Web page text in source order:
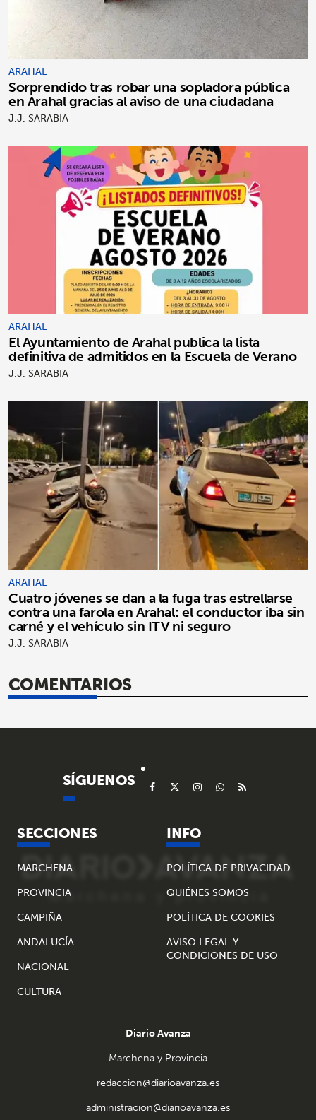
ARAHAL
Sorprendido tras robar una sopladora pública
en Arahal gracias al aviso de una ciudadana
J.J. SARABIA
ARAHAL
El Ayuntamiento de Arahal publica la lista
definitiva de admitidos en la Escuela de Verano
J.J. SARABIA
ARAHAL
Cuatro jóvenes se dan a la fuga tras estrellarse
contra una farola en Arahal: el conductor iba sin
carné y el vehículo sin ITV ni seguro
J.J. SARABIA
COMENTARIOS
SÍGUENOS
SECCIONES
MARCHENA
PROVINCIA
CAMPIÑA
ANDALUCÍA
NACIONAL
CULTURA
INFO
POLÍTICA DE PRIVACIDAD
QUIÉNES SOMOS
POLÍTICA DE COOKIES
AVISO LEGAL Y
CONDICIONES DE USO
Diario Avanza
Marchena y Provincia
redaccion@diarioavanza.es
administracion@diarioavanza.es